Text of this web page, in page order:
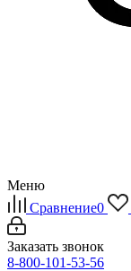
Меню
Сравнение0
Заказать звонок
8-800-101-53-56